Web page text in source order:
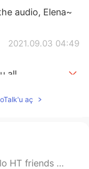
audio, Elena~
2021.09.03 04:49
all
てすね。😄 素晴
aç
of 🇰🇷🇯🇵🇷🇺 #10 Weekl...